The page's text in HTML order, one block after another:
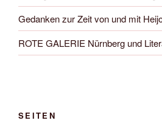
Gedanken zur Zeit von und mit
ROTE GALERIE Nürnberg und
SEITEN